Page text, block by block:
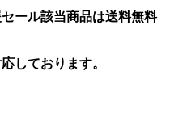
ール該当商品は送料無料
しております。